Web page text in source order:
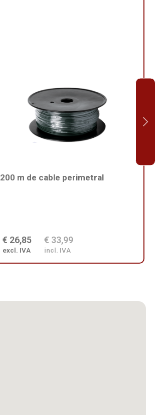
200 m de cable perimetral
€ 26,85
excl. IVA
€ 33,99
incl. IVA